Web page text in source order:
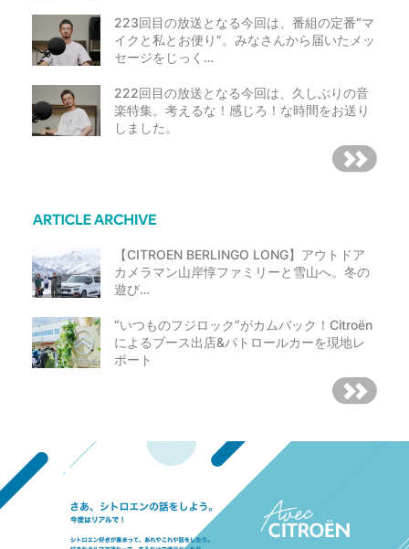
223回目の放送となる今回は、番組の定番“マ
イクと私とお便り”。みなさんから届いたメッ
セージをじっく…
222回目の放送となる今回は、久しぶりの音
楽特集。考えるな！感じろ！な時間をお送り
しました。
【CITROEN BERLINGO LONG】アウトドア
カメラマン山岸惇ファミリーと雪山へ。冬の
遊び…
“いつものフジロック”がカムバック！Citroën
によるブース出店&パトロールカーを現地レ
ポート